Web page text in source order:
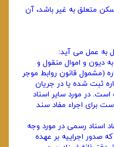
متعلق به غیر باشد، آن
به عمل می‌ آید:
دیون و اموال منقول و
(مشمول قانون روابط موجر
ثبت شده یا در جریان
در مورد سایر اسناد
برای اجراء مفاد سند
اجرای مفاد اسناد رسمی در مورد وجه
صدور اجراییه بر عهده